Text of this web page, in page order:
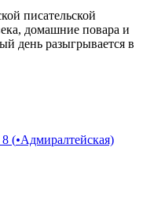
писательской
домашние повара и
день разыгрывается в
8 (•Адмиралтейская)